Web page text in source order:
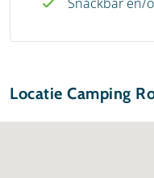
Locatie Camping